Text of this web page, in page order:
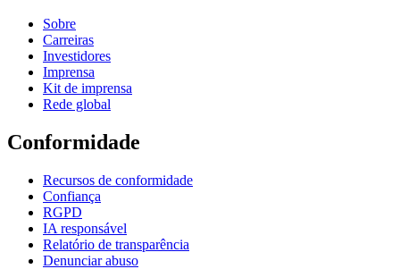
Sobre
Carreiras
Investidores
Imprensa
Kit de imprensa
Rede global
Conformidade
Recursos de conformidade
Confiança
RGPD
IA responsável
Relatório de transparência
Denunciar abuso